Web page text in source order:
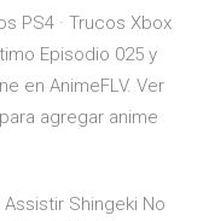
PS4 · Trucos Xbox
Episodio 025 y
en AnimeFLV. Ver
agregar anime
Assistir Shingeki No